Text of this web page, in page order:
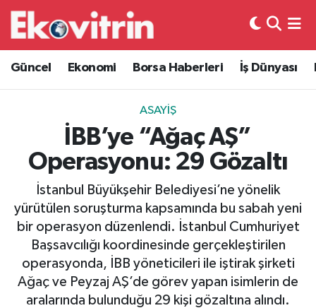
Güncel Ekonomi Borsa Haberleri İş Dünyası
ASAYIŞ
İBB’ye “Ağaç AŞ”
Operasyonu: 29 Gözaltı
İstanbul Büyükşehir Belediyesi’ne yönelik
yürütülen soruşturma kapsamında bu sabah yeni
bir operasyon düzenlendi. İstanbul Cumhuriyet
Başsavcılığı koordinesinde gerçekleştirilen
operasyonda, İBB yöneticileri ile iştirak şirketi
Ağaç ve Peyzaj AŞ’de görev yapan isimlerin de
aralarında bulunduğu 29 kişi gözaltına alındı.
Güncel
Ekonomi
Borsa Haberleri
İş Dünyası
Lojistik
Otovitrin
Asayiş
Magazin
Hava Durumu
Trafik Durumu
Süper Lig Puan Durumu ve Fikstür
Tüm Manşetler
Son Dakika Haberleri
Haber Arşivi